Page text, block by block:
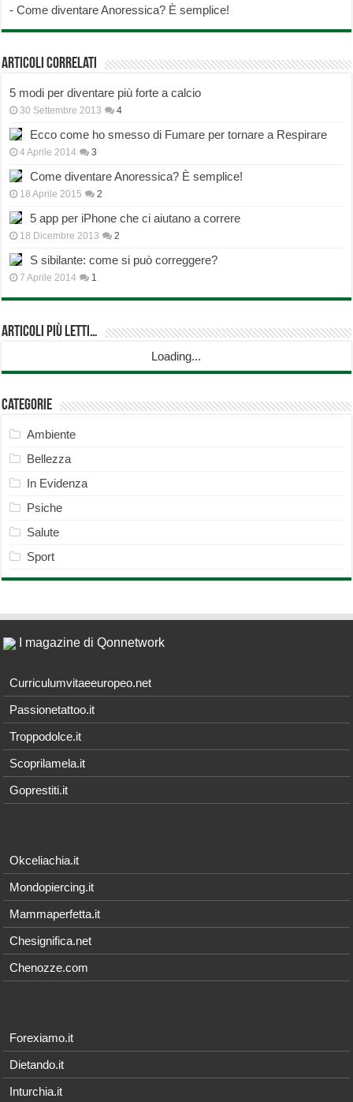
-Come diventare Anoressica? È semplice!
Articoli correlati
5 modi per diventare più forte a calcio
30 Settembre 2013 4
Ecco come ho smesso di Fumare per tornare a Respirare
4 Aprile 2014 3
Come diventare Anoressica? È semplice!
18 Aprile 2015 2
5 app per iPhone che ci aiutano a correre
18 Dicembre 2013 2
S sibilante: come si può correggere?
7 Aprile 2014 1
Articoli più Letti…
Loading...
Categorie
Ambiente
Bellezza
In Evidenza
Psiche
Salute
Sport
I magazine di Qonnetwork
Curriculumvitaeeuropeo.net
Passionetattoo.it
Troppodolce.it
Scoprilamela.it
Goprestiti.it
Okceliachia.it
Mondopiercing.it
Mammaperfetta.it
Chesignifica.net
Chenozze.com
Forexiamo.it
Dietando.it
Inturchia.it